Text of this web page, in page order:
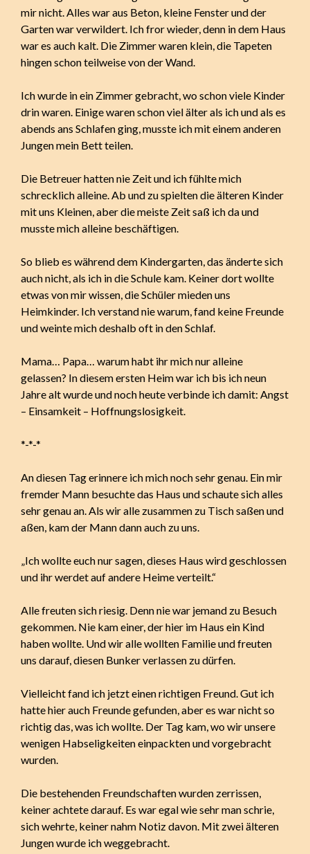
mir nicht. Alles war aus Beton, kleine Fenster und der
Garten war verwildert. Ich fror wieder, denn in dem Haus
war es auch kalt. Die Zimmer waren klein, die Tapeten
hingen schon teilweise von der Wand.
Ich wurde in ein Zimmer gebracht, wo schon viele Kinder
drin waren. Einige waren schon viel älter als ich und als es
abends ans Schlafen ging, musste ich mit einem anderen
Jungen mein Bett teilen.
Die Betreuer hatten nie Zeit und ich fühlte mich
schrecklich alleine. Ab und zu spielten die älteren Kinder
mit uns Kleinen, aber die meiste Zeit saß ich da und
musste mich alleine beschäftigen.
So blieb es während dem Kindergarten, das änderte sich
auch nicht, als ich in die Schule kam. Keiner dort wollte
etwas von mir wissen, die Schüler mieden uns
Heimkinder. Ich verstand nie warum, fand keine Freunde
und weinte mich deshalb oft in den Schlaf.
Mama… Papa… warum habt ihr mich nur alleine
gelassen? In diesem ersten Heim war ich bis ich neun
Jahre alt wurde und noch heute verbinde ich damit: Angst
– Einsamkeit – Hoffnungslosigkeit.
*-*-*
An diesen Tag erinnere ich mich noch sehr genau. Ein mir
fremder Mann besuchte das Haus und schaute sich alles
sehr genau an. Als wir alle zusammen zu Tisch saßen und
aßen, kam der Mann dann auch zu uns.
„Ich wollte euch nur sagen, dieses Haus wird geschlossen
und ihr werdet auf andere Heime verteilt.“
Alle freuten sich riesig. Denn nie war jemand zu Besuch
gekommen. Nie kam einer, der hier im Haus ein Kind
haben wollte. Und wir alle wollten Familie und freuten
uns darauf, diesen Bunker verlassen zu dürfen.
Vielleicht fand ich jetzt einen richtigen Freund. Gut ich
hatte hier auch Freunde gefunden, aber es war nicht so
richtig das, was ich wollte. Der Tag kam, wo wir unsere
wenigen Habseligkeiten einpackten und vorgebracht
wurden.
Die bestehenden Freundschaften wurden zerrissen,
keiner achtete darauf. Es war egal wie sehr man schrie,
sich wehrte, keiner nahm Notiz davon. Mit zwei älteren
Jungen wurde ich weggebracht.